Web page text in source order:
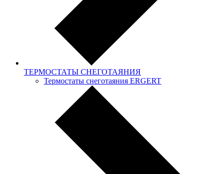
ТЕРМОСТАТЫ СНЕГОТАЯНИЯ
Термостаты снеготаяния ERGERT